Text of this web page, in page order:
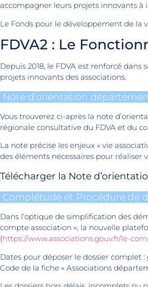
accompagner leurs projets innovants
Le Fonds pour le développement de la
FDVA2 : Le
Depuis 2018, le FDVA est renforcé
projets innovants des associations.
Note d’orientation
Vous trouverez ci-après la note
régionale consultative du FDVA et du
La note précise les enjeux « vie
des éléments nécessaires pour
Télécharger la Note
Complétude et Procédure de
Dans l’optique de simplification des
compte association », la nouvelle
(https://www.associations.gouv.fr/le-
Dates pour déposer le dossier complet :
Code de la fiche « Associations